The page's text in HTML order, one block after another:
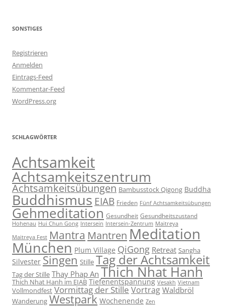
SONSTIGES
Registrieren
Anmelden
Eintrags-Feed
Kommentar-Feed
WordPress.org
SCHLAGWÖRTER
Achtsamkeit
Achtsamkeitszentrum
Achtsamkeitsübungen Bambusstock Qigong Buddha
Buddhismus EIAB Frieden Fünf Achtsamkeitsübungen
Gehmeditation Gesundheit Gesundheitszustand
Hohenau Hui Chun Gong Intersein Intersein-Zentrum Maitreya
Maitreya Fest Mantra Mantren Meditation
München Plum Village QiGong Retreat Sangha
Silvester Singen Stille Tag der Achtsamkeit
Tag der Stille Thay Phap An Thich Nhat Hanh
Thich Nhat Hanh im EIAB Tiefenentspannung Vesakh Vietnam
Vollmondfest Vormittag der StilleVortragWaldbröl
Wanderung Westpark Wochenende Zen